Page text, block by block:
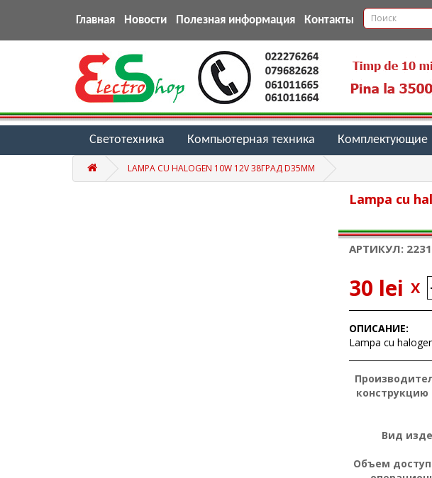
Главная Новости Полезная информация Контакты
Светотехника Компьютерная техника Комплектующие
LAMPA CU HALOGEN 10W 12V 38ГРАД D35MM
Lampa cu
АРТИКУЛ:
30 lei X
ОПИСАНИЕ:
Lampa cu
конструкцию
Вид
Объем